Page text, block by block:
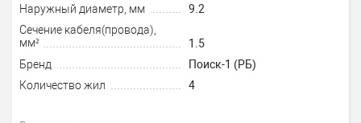
Наружный диаметр, мм
9.2
Сечение кабеля(провода),
мм²
1.5
Бренд
Поиск-1 (РБ)
Количество жил
4